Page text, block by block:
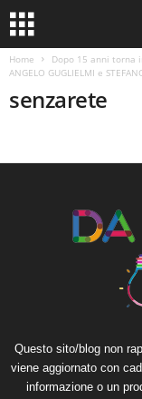
Home
Dopo 15 anni torna
ANGELO GUGLIELMI e
senzarete
Questo sito/blog non
viene aggiornato con
informazione o un